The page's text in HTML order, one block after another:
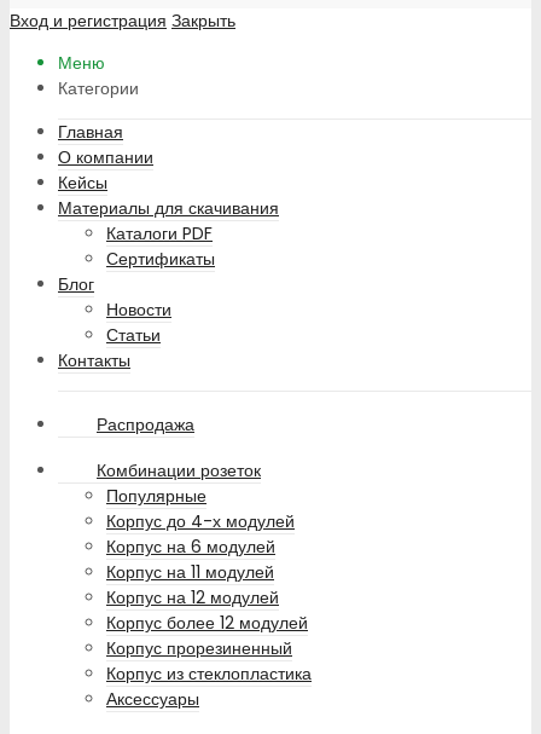
Вход и регистрация Закрыть
Меню
Категории
Главная
О компании
Кейсы
Материалы для скачивания
Каталоги PDF
Сертификаты
Блог
Новости
Статьи
Контакты
Распродажа
Комбинации розеток
Популярные
Корпус до 4-х модулей
Корпус на 6 модулей
Корпус на 11 модулей
Корпус на 12 модулей
Корпус более 12 модулей
Корпус прорезиненный
Корпус из стеклопластика
Аксессуары